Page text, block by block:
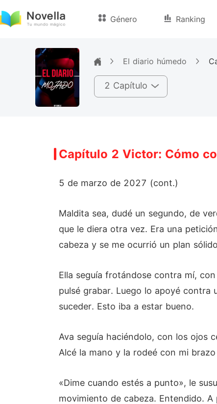
Género Ranking
El diario húmedo
2 Capítulo
Capítulo 2 Victor: Cómo
5 de marzo de 2027 (cont.)
Maldita sea, dudé un segundo, de
que le diera otra vez. Era una
cabeza y se me ocurrió un plan
Ella seguía frotándose contra mí,
pulsé grabar. Luego lo apoyé
suceder. Esto iba a estar bueno.
Ava seguía haciéndolo, con los ojos
Alcé la mano y la rodeé con mi
«Dime cuando estés a punto», le
movimiento de cabeza. Entendido.